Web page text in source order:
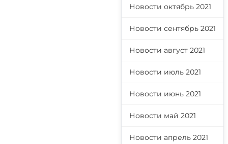
Новости октябрь 2021
Новости сентябрь 2021
Новости август 2021
Новости июль 2021
Новости июнь 2021
Новости май 2021
Новости апрель 2021